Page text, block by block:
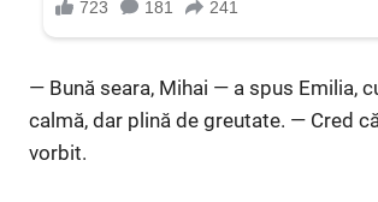
— Bună seara, Mihai — a spus Emilia,
calmă, dar plină de greutate. — Cred
vorbit.